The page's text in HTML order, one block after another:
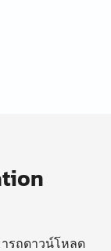
ารถดาวน์โหลด